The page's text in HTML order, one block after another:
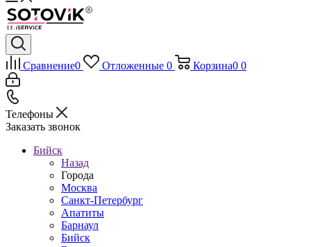
Сравнение0 Отложенные 0 Корзина0 0
Телефоны
Заказать звонок
Бийск
Назад
Города
Москва
Санкт-Петербург
Апатиты
Барнаул
Бийск